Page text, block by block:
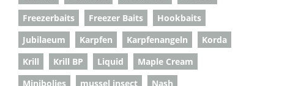
Freezerbaits
Freezer Baits
Hookbaits
Jubilaeum
Karpfen Karpfenangeln
Korda
Krill
Krill BP Liquid
Maple Cream
Minibolies
mussel insect
Nash